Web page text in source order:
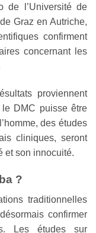
de l’Université de
Graz en Autriche,
confirment
concernant les
proviennent
le DMC puisse être
des études
cliniques, seront
et son innocuité.
?
traditionnelles
confirmer
Les études sur